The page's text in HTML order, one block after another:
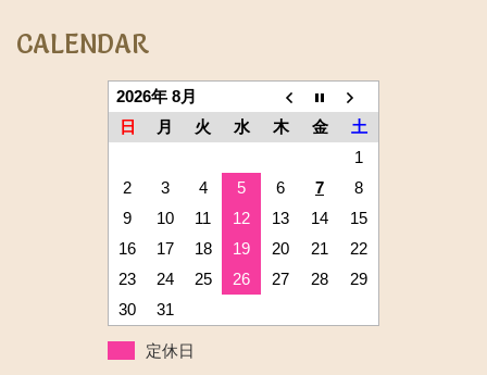
CALENDAR
2026年 8月
日
月 火 水 木 金
土
1
2
3 4 5 6 7
8
9
10 11 12 13 14
15
16
17 18 19 20 21
22
23
24 25 26 27 28
29
30
31
定休日